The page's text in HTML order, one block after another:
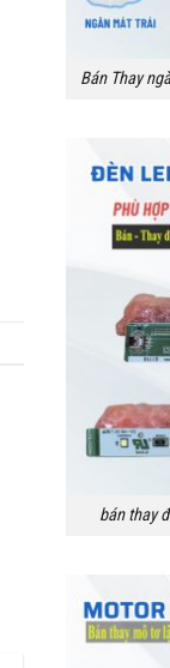
Bán Thay
bán thay